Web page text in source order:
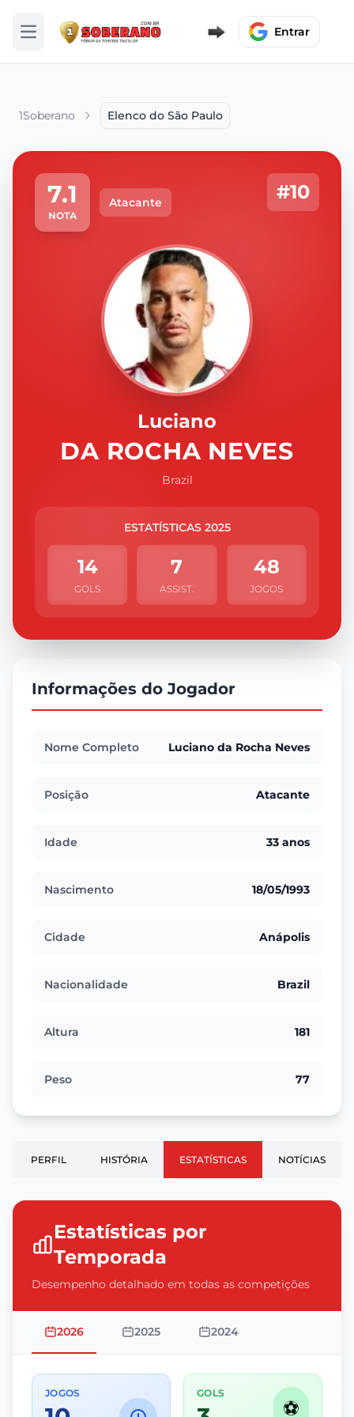
Abrir menu Entrar
1Soberano Elenco do São Paulo
7.1
NOTA
Atacante #10
Luciano
DA ROCHA NEVES
Brazil
ESTATÍSTICAS 2025
14
GOLS
7
ASSIST.
48
JOGOS
Informações do Jogador
Nome Completo Luciano da Rocha Neves
Posição Atacante
Idade 33 anos
Nascimento 18/05/1993
Cidade Anápolis
Nacionalidade Brazil
Altura 181
Peso 77
PERFIL HISTÓRIA ESTATÍSTICAS NOTÍCIAS
Estatísticas por
Temporada
Desempenho detalhado em todas as competições
2026 2025 2024
JOGOS GOLS
⚽